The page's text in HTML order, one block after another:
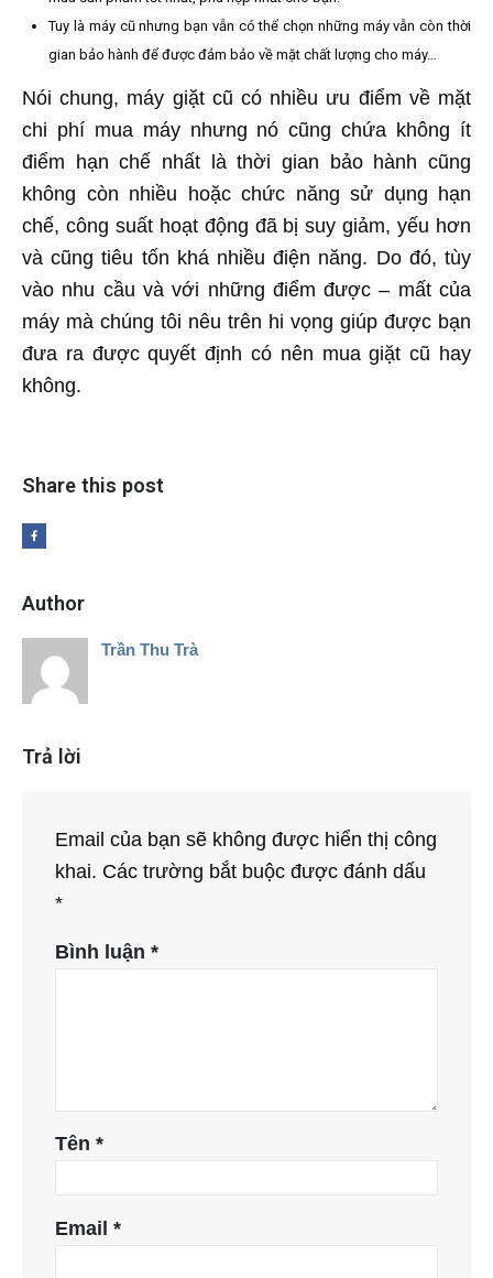
Tuy là máy cũ nhưng bạn vẫn có thể chọn những máy vẫn còn thời
gian bảo hành để được đảm bảo về mặt chất lượng cho máy…
Nói chung, máy giặt cũ có nhiều ưu điểm về mặt
chi phí mua máy nhưng nó cũng chứa không ít
điểm hạn chế nhất là thời gian bảo hành cũng
không còn nhiều hoặc chức năng sử dụng hạn
chế, công suất hoạt động đã bị suy giảm, yếu hơn
và cũng tiêu tốn khá nhiều điện năng. Do đó, tùy
vào nhu cầu và với những điểm được – mất của
máy mà chúng tôi nêu trên hi vọng giúp được bạn
đưa ra được quyết định có nên mua giặt cũ hay
không.
Share this post
Author
Trần Thu Trà
Trả lời
Email của bạn sẽ không được hiển thị công
khai. Các trường bắt buộc được đánh dấu
*
Bình luận *
Tên *
Email *